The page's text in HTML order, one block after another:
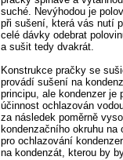
suché. Nevýhodou je
při sušení, která vás nutí
celé dávky odebrat
a sušit tedy dvakrát.
Konstrukce pračky se
provádí sušení na
principu, ale kondenzer je
účinnost ochlazován
za následek poměrně
kondenzačního okruhu
pro ochlazování
na kondenzát, kterou by